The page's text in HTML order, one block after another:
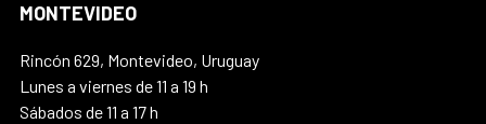
MONTEVIDEO
Rincón 629, Montevideo, Uruguay
Lunes a viernes de 11 a 19 h
Sábados de 11 a 17 h